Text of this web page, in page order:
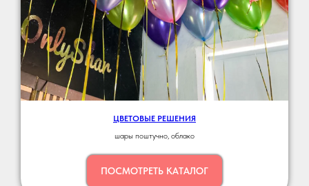
ЦВЕТОВЫЕ РЕШЕНИЯ
шары поштучно, облако
ПОСМОТРЕТЬ КАТАЛОГ